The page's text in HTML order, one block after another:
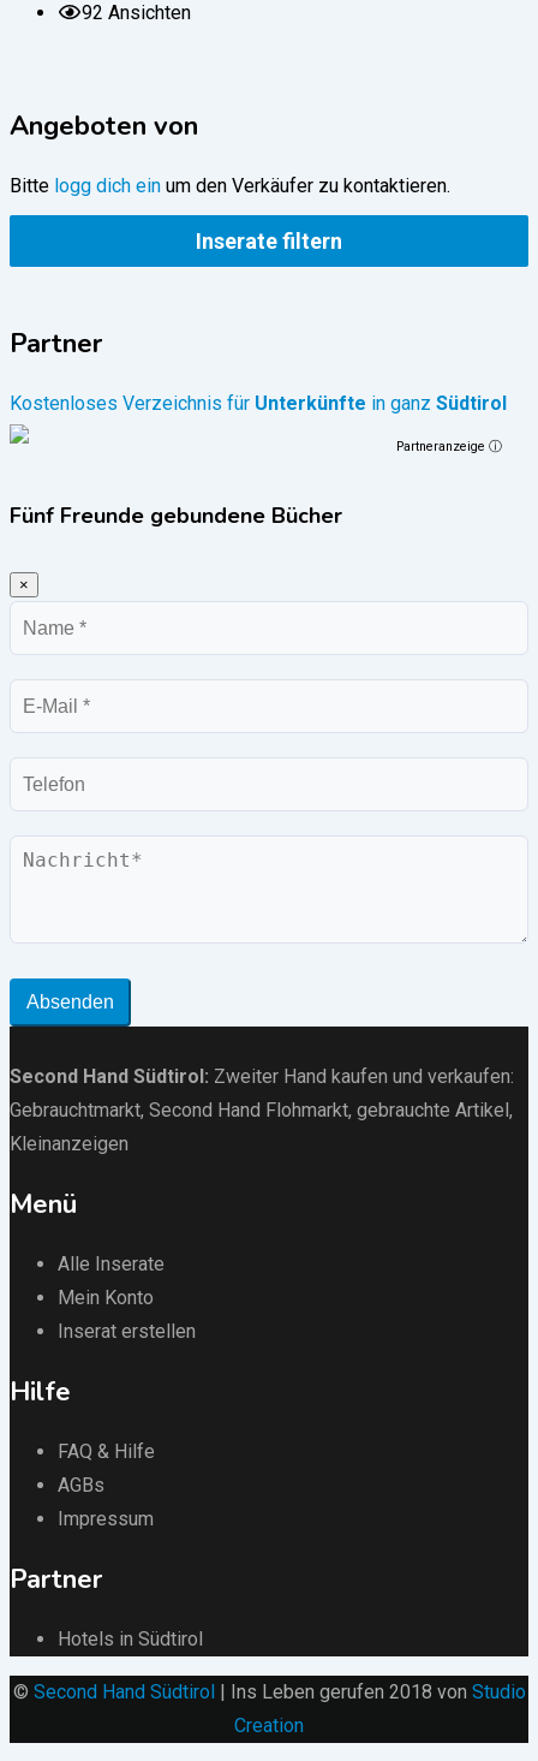
92 Ansichten
Angeboten von
Bitte logg dich ein um den Verkäufer zu kontaktieren.
Inserate filtern
Partner
Kostenloses Verzeichnis für Unterkünfte in ganz Südtirol
Partneranzeige ⓘ
Fünf Freunde gebundene Bücher
×
Name
E-
Mail
Telefon
Nachricht
Absenden
Second Hand Südtirol : Zweiter Hand kaufen und verkaufen:
Gebrauchtmarkt, Second Hand Flohmarkt, gebrauchte Artikel ,
Kleinanzeigen
Menü
Alle Inserate
Mein Konto
Inserat erstellen
Hilfe
FAQ & Hilfe
AGBs
Impressum
Partner
Hotels in Südtirol
© Second Hand Südtirol | Ins Leben gerufen 2018 von Studio
Creation